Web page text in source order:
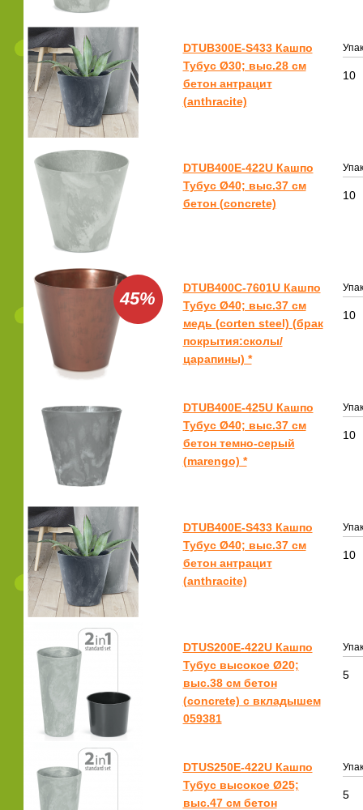
DTUB300E-S433 Кашпо
Тубус Ø30; выс.28 см
бетон антрацит
(anthracite)
10
DTUB400E-422U Кашпо
Тубус Ø40; выс.37 см
бетон (concrete)
10
45%
DTUB400C-7601U Кашпо
Тубус Ø40; выс.37 см
медь (corten steel) (брак
покрытия:сколы/
царапины) *
10
DTUB400E-425U Кашпо
Тубус Ø40; выс.37 см
бетон темно-серый
(marengo) *
10
DTUB400E-S433 Кашпо
Тубус Ø40; выс.37 см
бетон антрацит
(anthracite)
10
DTUS200E-422U Кашпо
Тубус высокое Ø20;
выс.38 см бетон
(concrete) с вкладышем
059381
5
DTUS250E-422U Кашпо
Тубус высокое Ø25;
выс.47 см бетон
5